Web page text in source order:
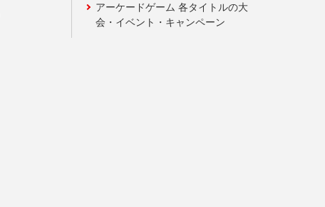
アーケードゲーム 各タイトルの大
会・イベント・キャンペーン